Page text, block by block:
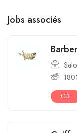
Jobs associés
CDI